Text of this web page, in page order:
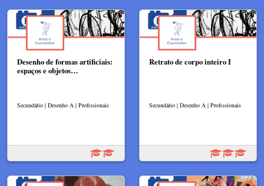
Desenho de formas artificiais:
espaços e objetos…
Secundário | Desenho A | Profissionais
Retrato de corpo inteiro I
Secundário | Desenho A | Profissionais